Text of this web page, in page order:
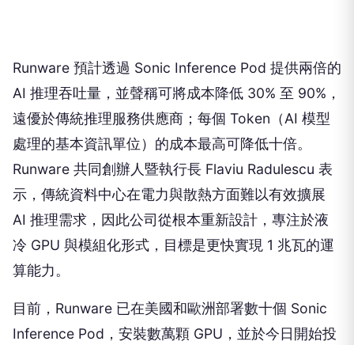
Runware 預計透過 Sonic Inference Pod 提供兩倍的
AI 推理吞吐量，並聲稱可將成本降低 30% 至 90%，
遠優於傳統推理服務供應商；每個 Token（AI 模型
處理的基本資訊單位）的成本最高可降低十倍。
Runware 共同創辦人暨執行長 Flaviu Radulescu 表
示，傳統資料中心在電力與散熱方面難以有效擴展
AI 推理需求，因此公司從根本重新設計，專注於液
冷 GPU 與模組化形式，目標是更快實現 1 兆瓦的運
算能力。
目前，Runware 已在美國和歐洲部署數十個 Sonic
Inference Pod，安裝數萬顆 GPU，並於今日開始投